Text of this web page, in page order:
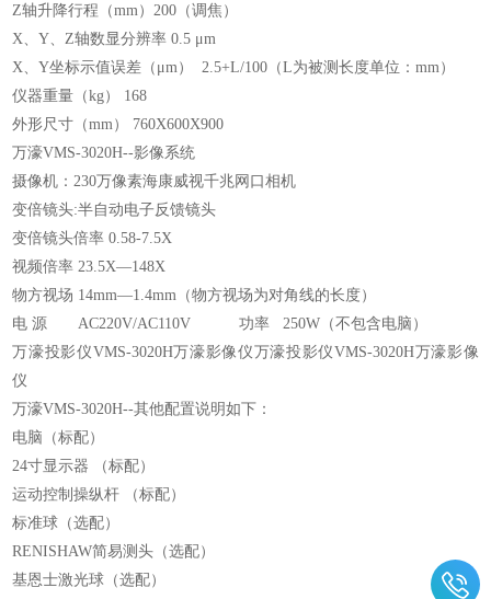
Z轴升降行程（mm）200（调焦）
X、Y、Z轴数显分辨率 0.5 μm
X、Y坐标示值误差（μm） 2.5+L/100（L为被测长度单位：mm）
仪器重量（kg） 168
外形尺寸（mm） 760X600X900
万濠VMS-3020H--影像系统
摄像机：230万像素海康威视千兆网口相机
变倍镜头:半自动电子反馈镜头
变倍镜头倍率 0.58-7.5X
视频倍率 23.5X—148X
物方视场 14mm—1.4mm（物方视场为对角线的长度）
电 源 AC220V/AC110V 功率 250W（不包含电脑）
万濠投影仪VMS-3020H万濠影像仪万濠投影仪VMS-3020H万濠影像
仪
万濠VMS-3020H--其他配置说明如下：
电脑（标配）
24寸显示器 （标配）
运动控制操纵杆 （标配）
标准球（选配）
RENISHAW简易测头（选配）
基恩士激光球（选配）